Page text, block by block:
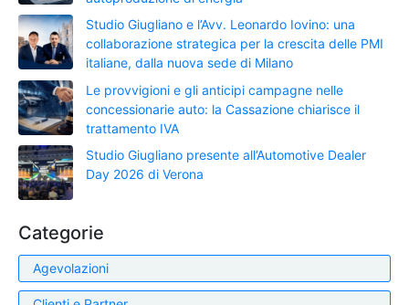
Studio Giugliano e l’Avv. Leonardo Iovino: una
collaborazione strategica per la crescita delle PMI
italiane, dalla nuova sede di Milano
Le provvigioni e gli anticipi campagne nelle
concessionarie auto: la Cassazione chiarisce il
trattamento IVA
Studio Giugliano presente all’Automotive Dealer
Day 2026 di Verona
Categorie
Agevolazioni